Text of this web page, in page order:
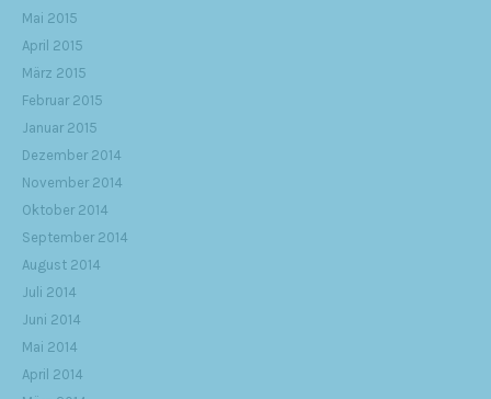
Mai 2015
April 2015
März 2015
Februar 2015
Januar 2015
Dezember 2014
November 2014
Oktober 2014
September 2014
August 2014
Juli 2014
Juni 2014
Mai 2014
April 2014